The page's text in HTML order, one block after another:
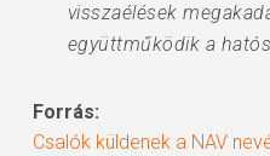
visszaélések
együttműködik a
Forrás:
Csalók küldenek a NAV